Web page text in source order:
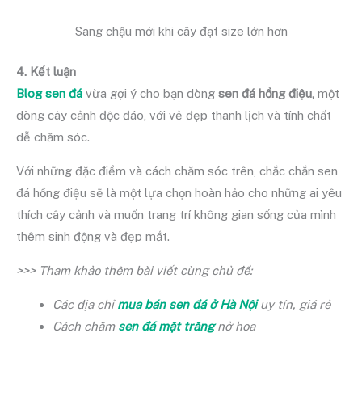
Sang chậu mới khi cây đạt size lớn hơn
4. Kết luận
Blog sen đá vừa gợi ý cho bạn dòng sen đá hồng điệu, một
dòng cây cảnh độc đáo, với vẻ đẹp thanh lịch và tính chất
dễ chăm sóc.
Với những đặc điểm và cách chăm sóc trên, chắc chắn sen
đá hồng điệu sẽ là một lựa chọn hoàn hảo cho những ai yêu
thích cây cảnh và muốn trang trí không gian sống của mình
thêm sinh động và đẹp mắt.
>>> Tham khảo thêm bài viết cùng chủ đề:
Các địa chỉmua bán sen đá ở Hà Nộiuy tín, giá rẻ
Cách chăm sen đá mặt trăngnở hoa